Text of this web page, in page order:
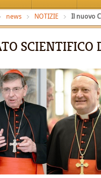
news NOTIZIE Il nuovo
SCIENTIFICO